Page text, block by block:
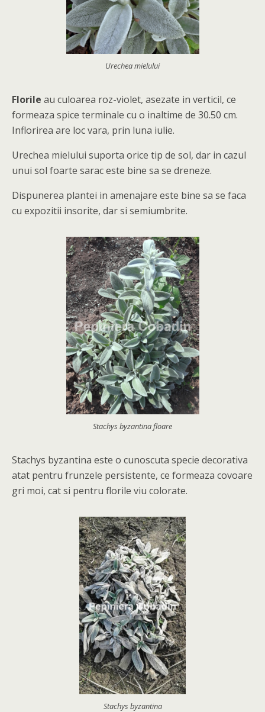
Urechea mielului
Florile au culoarea roz-violet, asezate in verticil, ce
formeaza spice terminale cu o inaltime de 30.50 cm.
Inflorirea are loc vara, prin luna iulie.
Urechea mielului suporta orice tip de sol, dar in cazul
unui sol foarte sarac este bine sa se dreneze.
Dispunerea plantei in amenajare este bine sa se faca
cu expozitii insorite, dar si semiumbrite.
Stachys byzantina floare
Stachys byzantina este o cunoscuta specie decorativa
atat pentru frunzele persistente, ce formeaza covoare
gri moi, cat si pentru florile viu colorate.
Stachys byzantina